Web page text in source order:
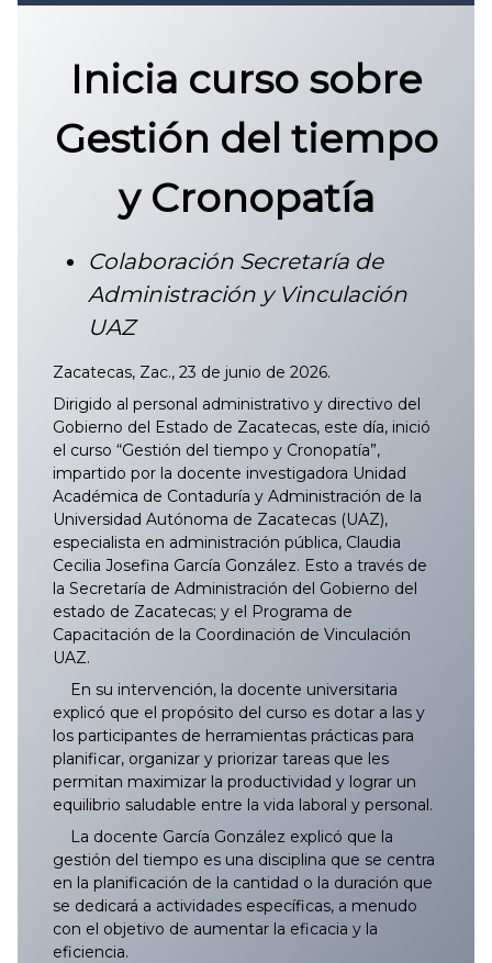
CONVOCATORIA DE INGRESO UAZ
Inicia curso sobre
Gestión del tiempo
y Cronopatía
Colaboración Secretaría de
Administración y Vinculación
UAZ
Zacatecas, Zac., 23 de junio de 2026.
Dirigido al personal administrativo y directivo del
Gobierno del Estado de Zacatecas, este día, inició
el curso “Gestión del tiempo y Cronopatía”,
impartido por la docente investigadora Unidad
Académica de Contaduría y Administración de la
Universidad Autónoma de Zacatecas (UAZ),
especialista en administración pública, Claudia
Cecilia Josefina García González. Esto a través de
la Secretaría de Administración del Gobierno del
estado de Zacatecas; y el Programa de
Capacitación de la Coordinación de Vinculación
UAZ.
En su intervención, la docente universitaria
explicó que el propósito del curso es dotar a las y
los participantes de herramientas prácticas para
planificar, organizar y priorizar tareas que les
permitan maximizar la productividad y lograr un
equilibrio saludable entre la vida laboral y personal.
La docente García González explicó que la
gestión del tiempo es una disciplina que se centra
en la planificación de la cantidad o la duración que
se dedicará a actividades específicas, a menudo
con el objetivo de aumentar la eficacia y la
eficiencia.